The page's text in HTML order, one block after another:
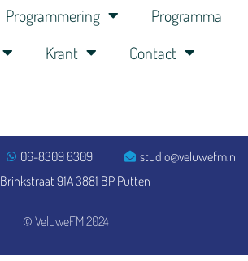
Programmering
Programma
Krant Contact
© VeluweFM 2024
06-8309 8309
studio@veluwefm.nl
Brinkstraat 91A 3881 BP Putten